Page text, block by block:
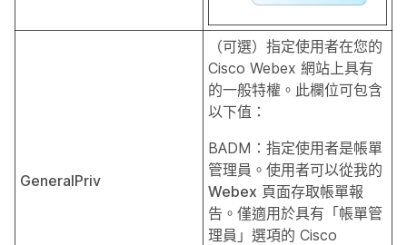
GeneralPriv
（可選）指定使用者在您的
Cisco Webex 網站上具有
的一般特權。此欄位可包含
以下值：
BADM：指定使用者是帳單
管理員。使用者可以從我的
Webex 頁面存取帳單報
告。僅適用於具有「帳單管
理員」選項的 Cisco